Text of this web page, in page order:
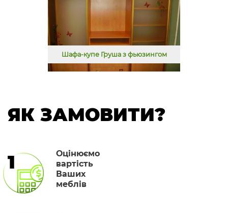
Шафа-купе Груша з фьюзингом
ЯК ЗАМОВИТИ?
1
Оцінюємо
вартість
Ваших
меблів